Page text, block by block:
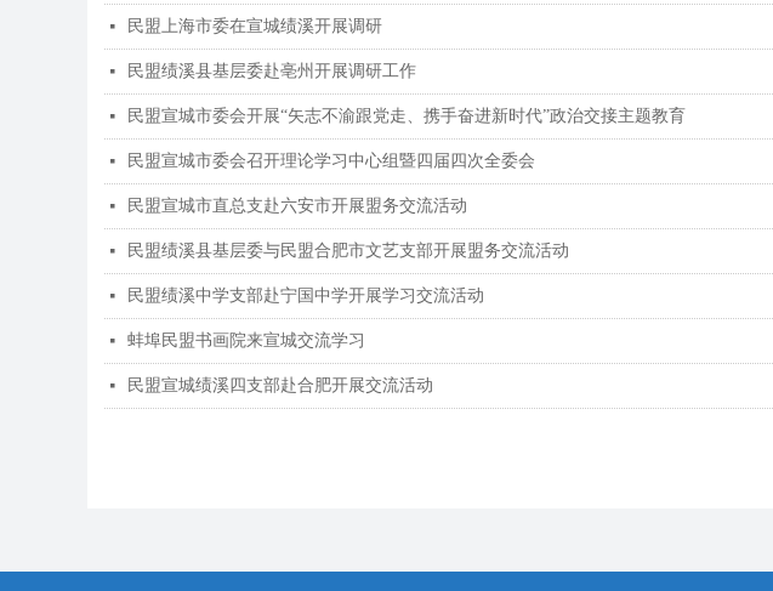
넷 民盟上海市委在宣城绩溪开展调研
넷 民盟绩溪县基层委赴亳州开展调研工作
넷 民盟宣城市委会开展“矢志不渝跟党走、携手奋进新时代”政治交接主题教育
넷 民盟宣城市委会召开理论学习中心组暨四届四次全委会
넷 民盟宣城市直总支赴六安市开展盟务交流活动
넷 民盟绩溪县基层委与民盟合肥市文艺支部开展盟务交流活动
넷 民盟绩溪中学支部赴宁国中学开展学习交流活动
넷 蚌埠民盟书画院来宣城交流学习
넷 民盟宣城绩溪四支部赴合肥开展交流活动